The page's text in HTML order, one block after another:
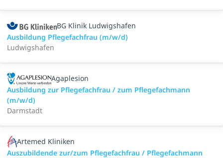
BG Klinik Ludwigshafen
Ausbildung Pflegefachfrau (m/w/d)
Ludwigshafen
Agaplesion
Ausbildung zur Pflegefachfrau / zum Pflegefachmann
(m/w/d)
Darmstadt
Artemed Kliniken
Auszubildende zur/zum Pflegefachfrau / Pflegefachmann